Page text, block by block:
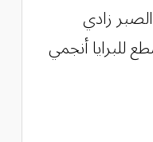
زادي
للبرايا أنجمي